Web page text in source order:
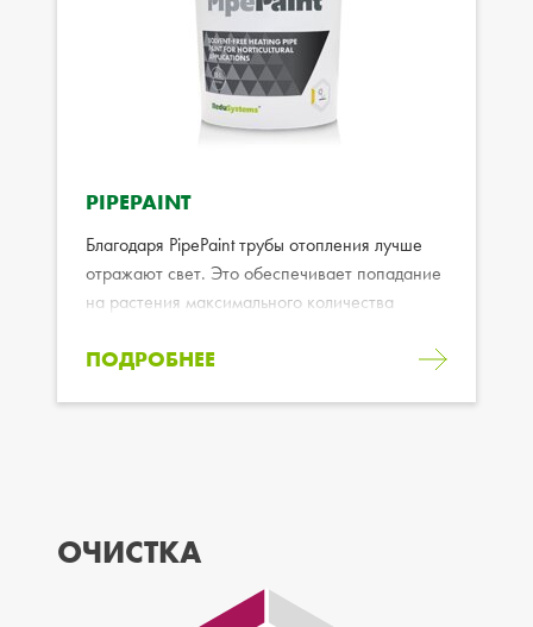
PIPEPAINT
Благодаря PipePaint трубы отопления лучше
отражают свет. Это обеспечивает попадание
на растения максимального количества
ПОДРОБНЕЕ
ОЧИСТКА